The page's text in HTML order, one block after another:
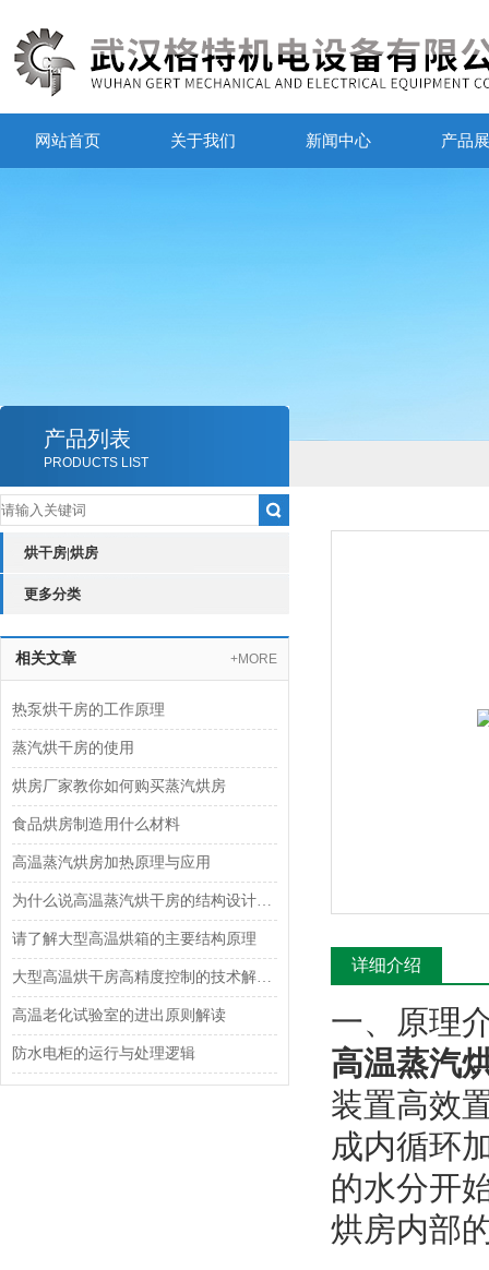
网站首页 关于我们 新闻中心 产品
产品列表
PRODUCTS LIST
烘干房|烘房
更多分类
相关文章 +MORE
热泵烘干房的工作原理
蒸汽烘干房的使用
烘房厂家教你如何购买蒸汽烘房
食品烘房制造用什么材料
高温蒸汽烘房加热原理与应用
为什么说高温蒸汽烘干房的结构设计很重要
请了解大型高温烘箱的主要结构原理
大型高温烘干房高精度控制的技术解析与行业实践
高温老化试验室的进出原则解读
防水电柜的运行与处理逻辑
详细介绍
一、原理
高温蒸汽
装置高效
成内循环
的水分开
烘房内部